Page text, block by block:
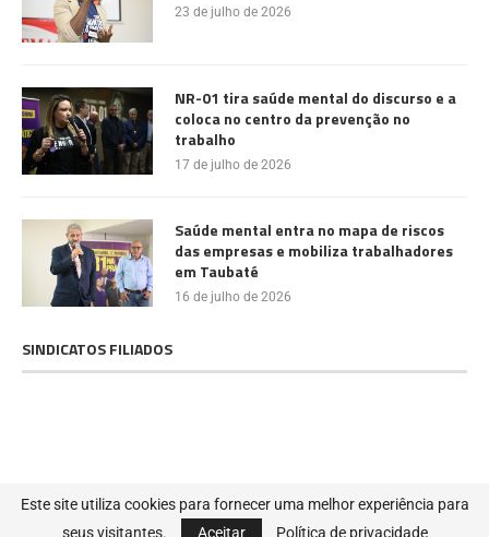
23 de julho de 2026
NR-01 tira saúde mental do discurso e a
coloca no centro da prevenção no
trabalho
17 de julho de 2026
Saúde mental entra no mapa de riscos
das empresas e mobiliza trabalhadores
em Taubaté
16 de julho de 2026
SINDICATOS FILIADOS
@2022 - Todos os direitos reservados. Projetado e desenvolvido porMIB
SOLUÇÕES DIGITAIS
Este site utiliza cookies para fornecer uma melhor experiência para
seus visitantes.
Aceitar Política de privacidade